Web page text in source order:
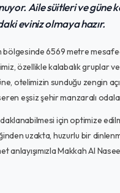
Aile süitleri ve güne
eviniz olmaya hazır.
bölgesinde 6569 metre
özellikle kalabalık gruplar
otelimizin sunduğu zengin
eşsiz şehir manzaralı
için optimize
uzakta, huzurlu bir
Makkah Al